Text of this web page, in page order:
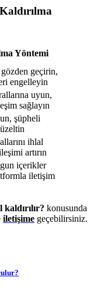
Yöntemi
geçirin,
engelleyin
uyun,
sağlayın
şüpheli
ihlal
artırın
içerikler
iletişim
konusunda
iletişime geçebilirsiniz.